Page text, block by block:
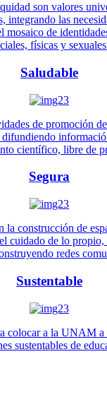
son valores
integrando las
mosaico de
físicas y
Saludable
de promoción
científico, libre de
Segura
la construcción de
cuidado de lo
redes
Sustentable
colocar a la UNAM a
sustentables de